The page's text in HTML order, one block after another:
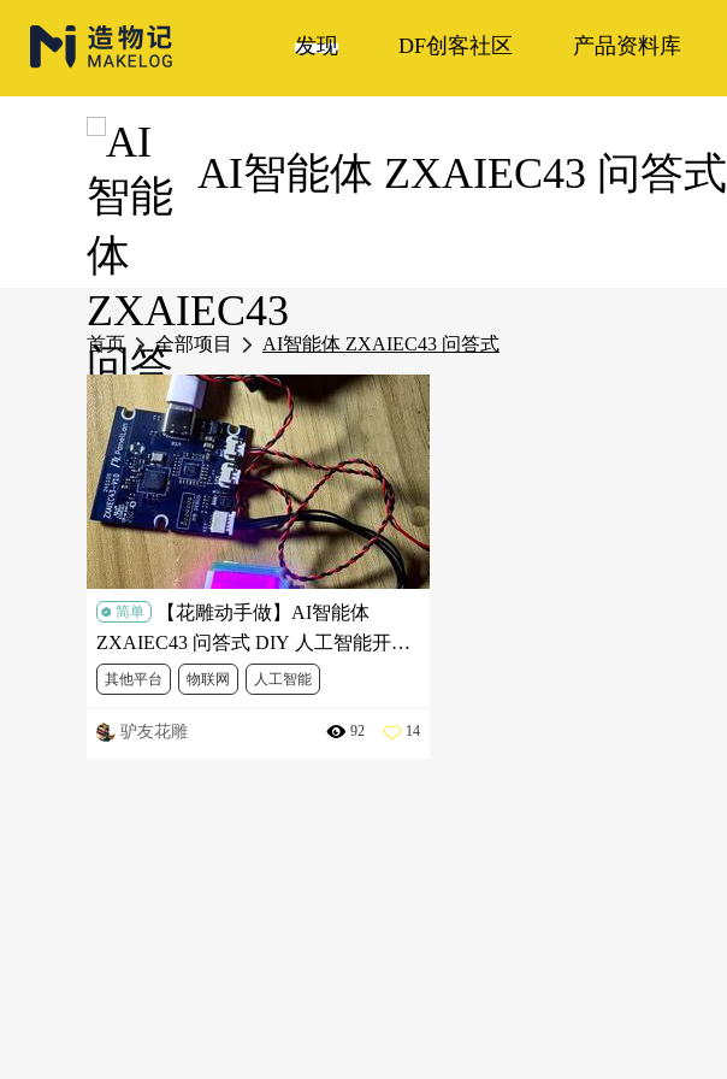
发现 DF创客社区 产品资料库
AI智能体 ZXAIEC43 问答式
首页 全部项目 AI智能体 ZXAIEC43 问答式
简单
【花雕动手做】AI智能体
ZXAIEC43 问答式 DIY 人工智能开发
板之小程序配置与测试音色
其他平台 物联网 人工智能
AI智能体 ZXAIEC43 问答式
驴友花雕 92 14